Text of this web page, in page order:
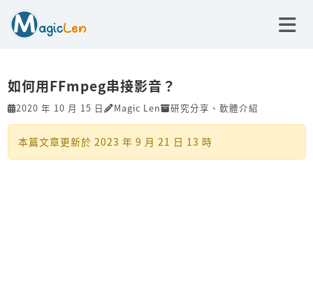
如何用FFmpeg串接影音？
2020 年 10 月 15 日 Magic Len 研究分享 、 軟體介紹
本篇文章更新於 2023 年 9 月 21 日 13 時